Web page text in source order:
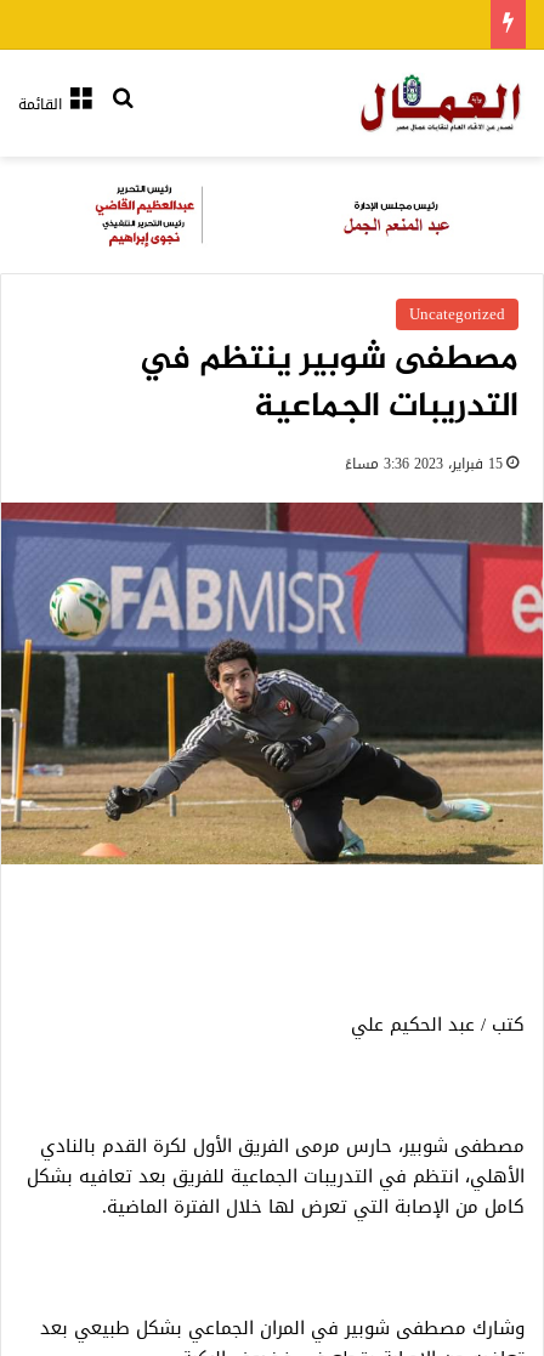
القائمةبحث عن
Uncategorized
مصطفى شوبير ينتظم في
التدريبات الجماعية
15 فبراير، 2023 3:36 مساءً
كتب / عبد الحكيم علي
مصطفى شوبير، حارس مرمى الفريق الأول لكرة القدم بالنادي
الأهلي، انتظم في التدريبات الجماعية للفريق بعد تعافيه بشكل
كامل من الإصابة التي تعرض لها خلال الفترة الماضية.
وشارك مصطفى شوبير في المران الجماعي بشكل طبيعي بعد